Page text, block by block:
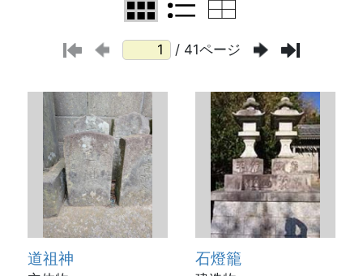
産の全てを掲載しているものではありませんので、今
/ 41ページ
道祖神 石燈籠